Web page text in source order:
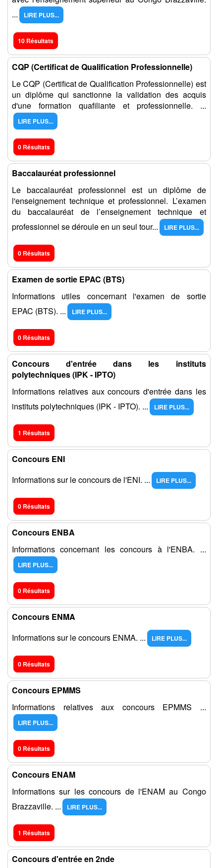
...
LIRE PLUS...
10 Résultats
CQP (Certificat de Qualification Professionnelle)
Le CQP (Certificat de Qualification Professionnelle) est
un diplôme qui sanctionne la validation des acquis
d'une formation quafiliante et professionnelle. ...
LIRE PLUS...
0 Résultats
Baccalauréat professionnel
Le baccalauréat professionnel est un diplôme de
l'enseignement technique et professionnel. L’examen
du baccalauréat de l’enseignement technique et
professionnel se déroule en un seul tour...
LIRE PLUS...
0 Résultats
Examen de sortie EPAC (BTS)
Informations utiles concernant l'examen de sortie
EPAC (BTS). ...
LIRE PLUS...
0 Résultats
Concours d'entrée dans les instituts
polytechniques (IPK - IPTO)
Informations relatives aux concours d'entrée dans les
instituts polytechniques (IPK - IPTO). ...
LIRE PLUS...
1 Résultats
Concours ENI
Informations sur le concours de l'ENI. ...
LIRE PLUS...
0 Résultats
Concours ENBA
Informations concernant les concours à l'ENBA. ...
LIRE PLUS...
0 Résultats
Concours ENMA
Informations sur le concours ENMA. ...
LIRE PLUS...
0 Résultats
Concours EPMMS
Informations relatives aux concours EPMMS ...
LIRE PLUS...
0 Résultats
Concours ENAM
Informations sur les concours de l'ENAM au Congo
Brazzaville. ...
LIRE PLUS...
1 Résultats
Concours d'entrée en 2nde